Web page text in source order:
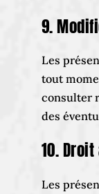
9.
Les
tout
consulter
des
10.
Les